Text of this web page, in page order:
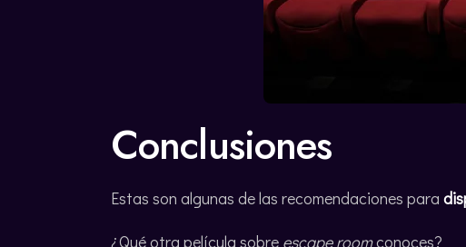
Conclusiones
Estas son algunas de las recomendaciones para
¿Qué otra película sobre escape roomconoces?